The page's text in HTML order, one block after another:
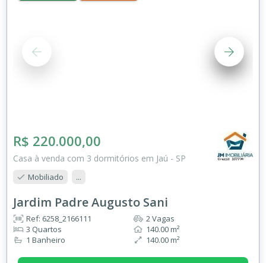
R$ 220.000,00
Casa à venda com 3 dormitórios em Jaú - SP
Mobiliado ...
Jardim Padre Augusto Sani
Ref: 6258_2166111
3 Quartos
1 Banheiro
2 Vagas
140.00 m²
140.00 m²